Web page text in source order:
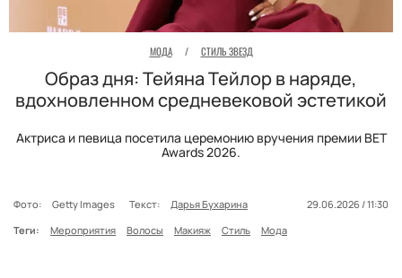
МОДА / СТИЛЬ ЗВЕЗД
Образ дня: Тейяна Тейлор в наряде,
вдохновленном средневековой эстетикой
Актриса и певица посетила церемонию вручения премии BET
Awards 2026.
Фото: Getty Images Текст: Дарья Бухарина
29.06.2026 / 11:30
Теги:
Мероприятия Волосы Макияж Стиль Мода